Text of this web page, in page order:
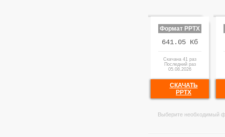
Формат PPTX
641.05 Кб
Скачана 41 раз
Последний раз
05.08.2026
СКАЧАТЬ
PPTX
Выберите необходимый